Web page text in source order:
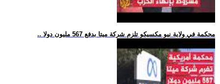
.. محكمة في ولاية نيو مكسيكو تلزم شركة ميتا بدفع 567 مليون دولا